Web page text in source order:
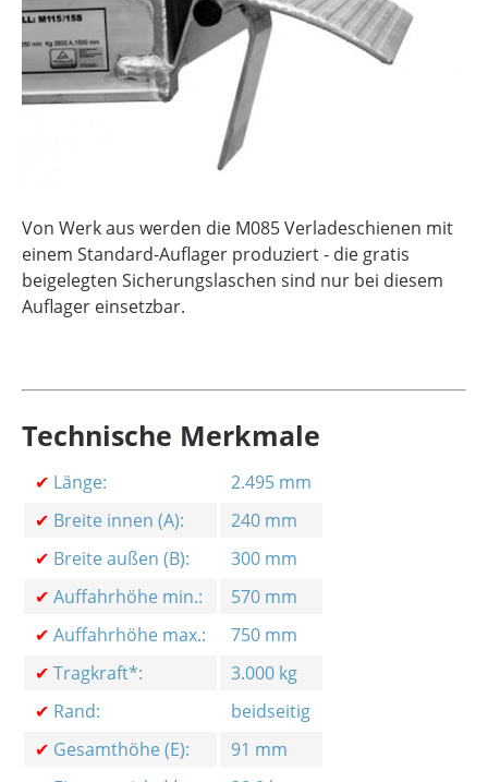
Von Werk aus werden die M085 Verladeschienen mit
einem Standard-Auflager produziert - die gratis
beigelegten Sicherungslaschen sind nur bei diesem
Auflager einsetzbar.
Technische Merkmale
✔ Länge:
2.495 mm
✔ Breite innen (A):
240 mm
✔ Breite außen (B):
300 mm
✔ Auffahrhöhe min.:
570 mm
✔ Auffahrhöhe max.:
750 mm
✔ Tragkraft*:
3.000 kg
✔ Rand:
beidseitig
✔ Gesamthöhe (E):
91 mm